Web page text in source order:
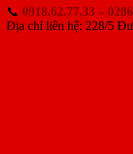
📞 0918.62.77.33 –
Địa chỉ liên hệ: 228/5